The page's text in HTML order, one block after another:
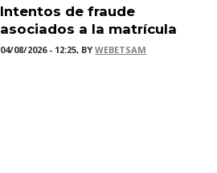
Intentos de fraude
asociados a la matrícula
04/08/2026 - 12:25, BYWEBETSAM